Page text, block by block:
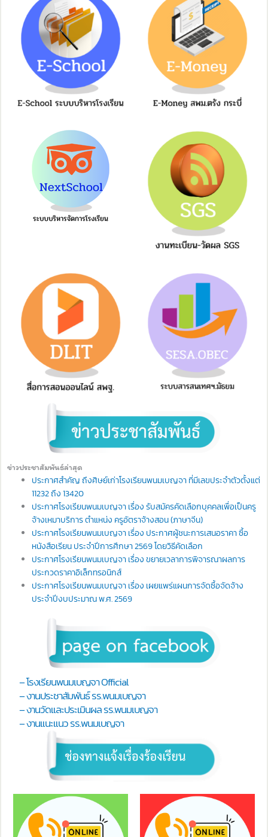
ข่าวประชาสัมพันธ์ล่าสุด
ประกาศสำคัญ ถึงศิษย์เก่าโรงเรียนพนมเบญจา ที่มีเลขประจำตัวตั้งแต่
11232 ถึง 13420
ประกาศโรงเรียนพนมเบญจา เรื่อง รับสมัครคัดเลือกบุคคลเพื่อเป็นครู
จ้างเหมาบริการ ตำแหน่ง ครูอัตราจ้างสอน (ภาษาจีน)
ประกาศโรงเรียนพนมเบญจา เรื่อง ประกาศผู้ชนะการเสนอราคา ซื้อ
หนังสือเรียน ประจำปีการศึกษา 2569 โดยวิธีคัดเลือก
ประกาศโรงเรียนพนมเบญจา เรื่อง ขยายเวลาการพิจารณาผลการ
ประกวดราคาอิเล็กทรอนิกส์
ประกาศโรงเรียนพนมเบญจา เรื่อง เผยแพร่แผนการจัดซื้อจัดจ้าง
ประจำปีงบประมาณ พ.ศ. 2569
– โรงเรียนพนมเบญจา Official
– งานประชาสัมพันธ์ รร.พนมเบญจา
– งานวัดและประเมินผล รร.พนมเบญจา
– งานแนะแนว รร.พนมเบญจา